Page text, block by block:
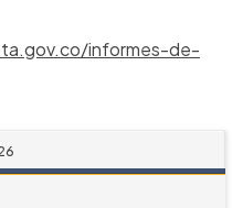
informes-de-